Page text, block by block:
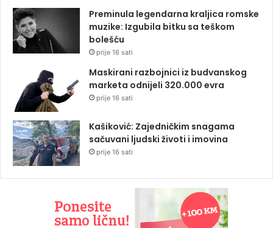
Preminula legendarna kraljica romske
muzike: Izgubila bitku sa teškom
bolešću
prije 16 sati
Maskirani razbojnici iz budvanskog
marketa odnijeli 320.000 evra
prije 16 sati
Kašiković: Zajedničkim snagama
sačuvani ljudski životi i imovina
prije 16 sati